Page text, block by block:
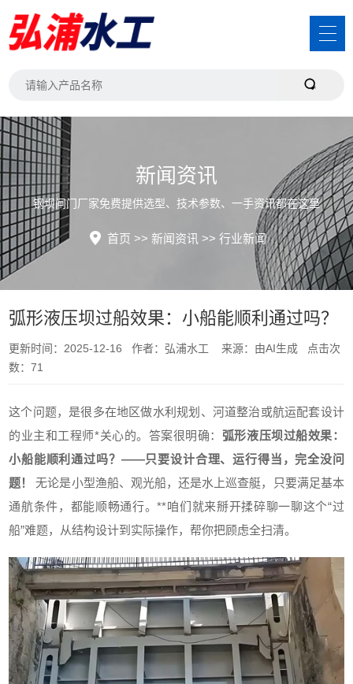
新闻资讯
钢坝闸门厂家免费提供选型、技术参数、一手资讯都在这里
首页 >> 新闻资讯 >> 行业新闻
弧形液压坝过船效果：小船能顺利通过吗？
更新时间：2025-12-16 作者：弘浦水工 来源：由AI生成 点击次
数：71
这个问题，是很多在地区做水利规划、河道整治或航运配套设计
的业主和工程师*关心的。答案很明确： 弧形液压坝过船效果：
小船能顺利通过吗？——只要设计合理、运行得当，完全没问
题！
无论是小型渔船、观光船，还是水上巡查艇，只要满足基本
通航条件，都能顺畅通行。**咱们就来掰开揉碎聊一聊这个“过
船”难题，从结构设计到实际操作，帮你把顾虑全扫清。